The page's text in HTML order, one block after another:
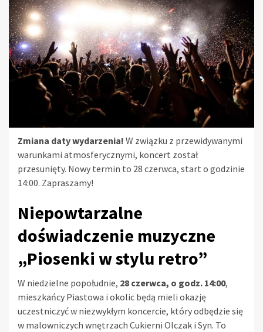
Zmiana daty wydarzenia! W związku z przewidywanymi
warunkami atmosferycznymi, koncert został
przesunięty. Nowy termin to 28 czerwca, start o godzinie
14:00. Zapraszamy!
Niepowtarzalne
doświadczenie muzyczne
„Piosenki w stylu retro”
W niedzielne popołudnie, 28 czerwca, o godz. 14:00,
mieszkańcy Piastowa i okolic będą mieli okazję
uczestniczyć w niezwykłym koncercie, który odbędzie się
w malowniczych wnętrzach Cukierni Olczak i Syn. To